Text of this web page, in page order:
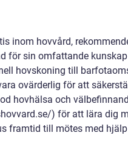
inom hovvård,
för sin omfattande
hovskoning till
ovärderlig för att
hovhälsa och
) för att lära dig
framtid till mötes med